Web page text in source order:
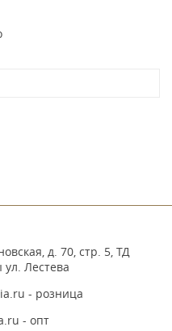
д. 70, стр. 5, ТД
Лестева
- розница
- опт